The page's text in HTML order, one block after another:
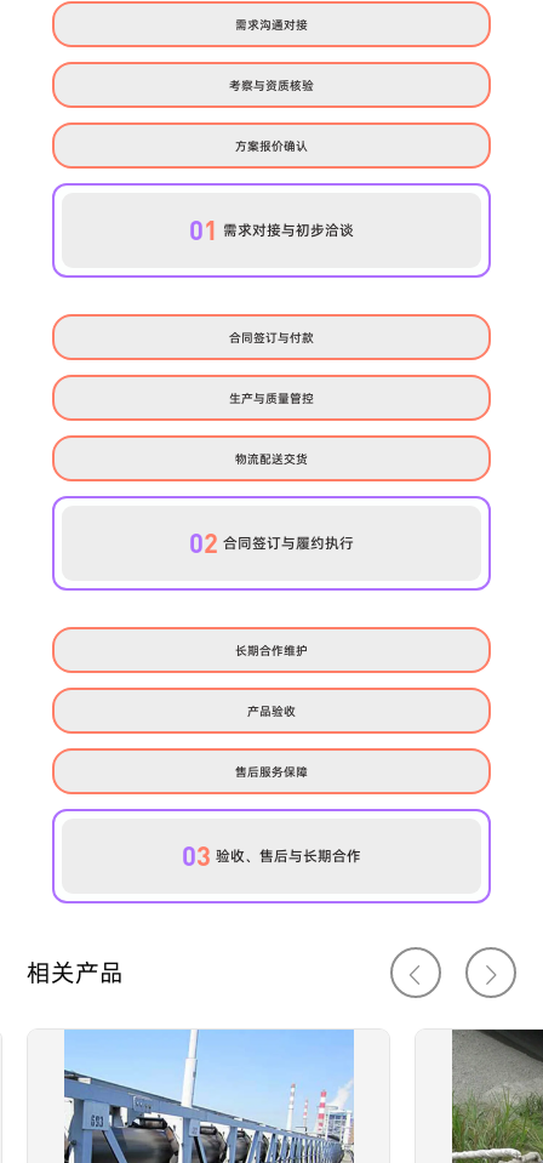
需求沟通对接
考察与资质核验
方案报价确认
01 需求对接与初步洽谈
合同签订与付款
生产与质量管控
物流配送交货
02 合同签订与履约执行
长期合作维护
产品验收
售后服务保障
03 验收、售后与长期合作
相关产品